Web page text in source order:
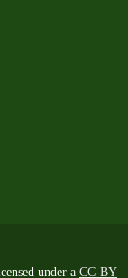
under a CC-BY